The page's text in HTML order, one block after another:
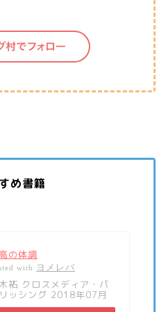
め書籍
の体調
with ヨメレバ
祐 クロスメディア・パ
ッシング 2018年07月